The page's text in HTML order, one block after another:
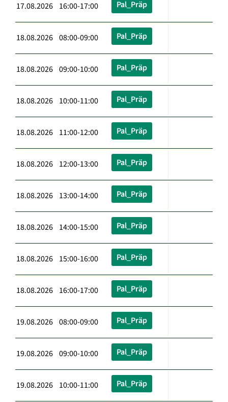
17.08.2026 16:00-17:00 Pal_Präp
18.08.2026 08:00-09:00 Pal_Präp
18.08.2026 09:00-10:00 Pal_Präp
18.08.2026 10:00-11:00 Pal_Präp
18.08.2026 11:00-12:00 Pal_Präp
18.08.2026 12:00-13:00 Pal_Präp
18.08.2026 13:00-14:00 Pal_Präp
18.08.2026 14:00-15:00 Pal_Präp
18.08.2026 15:00-16:00 Pal_Präp
18.08.2026 16:00-17:00 Pal_Präp
19.08.2026 08:00-09:00 Pal_Präp
19.08.2026 09:00-10:00 Pal_Präp
19.08.2026 10:00-11:00 Pal_Präp